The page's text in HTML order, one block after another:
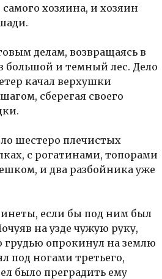
хозяина, и хозяин
делам, возвращаясь в
большой и темный лес. Дело
качал верхушки
сберегая своего
шестеро плечистых
с рогатинами, топорами
и два разбойника уже
если бы под ним был
на узде чужую руку,
опрокинул на землю
под ногами третьего,
было преградить ему